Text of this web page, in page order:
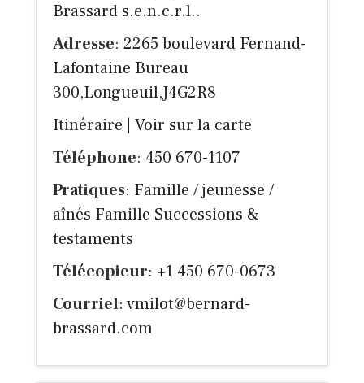
Brassard s.e.n.c.r.l..
Adresse: 2265 boulevard Fernand-
Lafontaine Bureau
300,Longueuil,J4G2R8
Itinéraire
Voir sur la carte
Téléphone: 450 670-1107
Pratiques: Famille / jeunesse /
aînés Famille Successions &
testaments
Télécopieur: +1 450 670-0673
Courriel: vmilot@bernard-
brassard.com